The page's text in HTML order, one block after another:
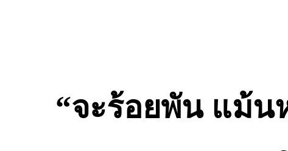
“จะร้อยพัน แม้น